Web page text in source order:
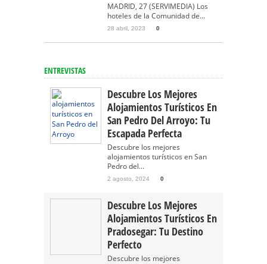
MADRID, 27 (SERVIMEDIA) Los
hoteles de la Comunidad de...
28 abril, 2023 0
ENTREVISTAS
Descubre Los Mejores
Alojamientos Turísticos En
San Pedro Del Arroyo: Tu
Escapada Perfecta
Descubre los mejores
alojamientos turísticos en San
Pedro del...
2 agosto, 2024 0
Descubre Los Mejores
Alojamientos Turísticos En
Pradosegar: Tu Destino
Perfecto
Descubre los mejores